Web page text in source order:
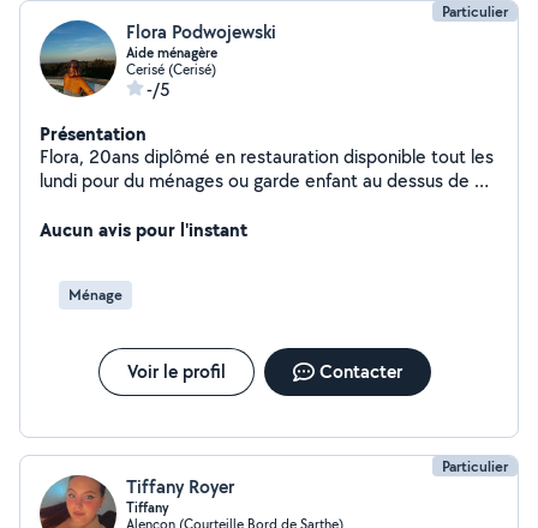
Particulier
Flora Podwojewski
Aide ménagère
Cerisé (Cerisé)
-/5
Présentation
Flora, 20ans diplômé en restauration disponible tout les
lundi pour du ménages ou garde enfant au dessus de 3
Aucun avis pour l'instant
Ménage
Voir le profil Contacter
Particulier
Tiffany Royer
Tiffany
Alençon (Courteille Bord de Sarthe)